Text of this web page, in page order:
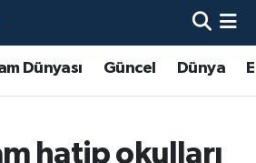
Dünyası Güncel Dünya
hatip okulları